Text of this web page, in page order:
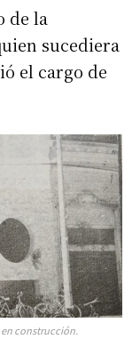
de la
sucediera
el cargo de
en construcción.